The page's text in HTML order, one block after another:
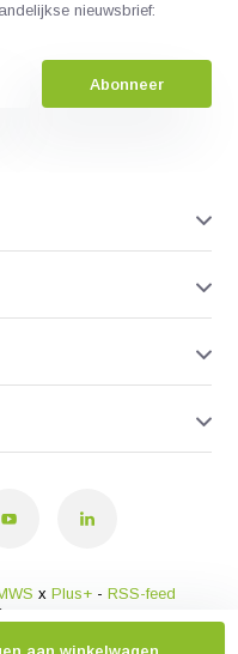
nieuwsbrief:
Abonneer
x Plus+- RSS-feed